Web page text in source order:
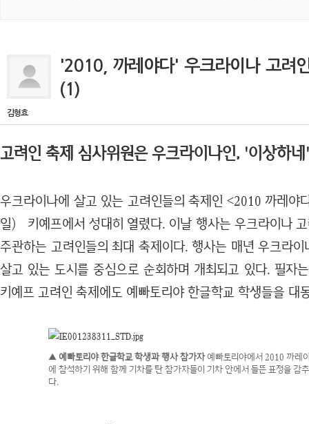
'2010, 까레야다' 우크라이나 고려
(1)
김형효
고려인 축제 심사위원은 우크라이나인, '이상하네'
우크라이나에 살고 있는 고려인들의 축제인 <2010 까레야
일) 키예프에서 성대히 열렸다. 이날 행사는 우크라이나
주관하는 고려인들의 최대 축제이다. 행사는 매년 우크라
살고 있는 도시를 중심으로 순회하며 개최되고 있다. 필자
키예프 고려인 축제에도 예빠토리야 한글학교 학생들을 대
▲ 예빠토리야 한글학교 학생과 행사 참가자예빠토리야에서 2010 까레
에 참석하기 위해 함께 기차를 탄 참가자들이 기차 안에서 들뜬 표정을 감
다.